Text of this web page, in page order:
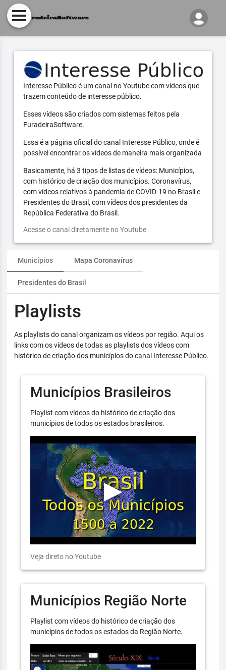
Interesse Público é um canal no Youtube com vídeos que
trazem conteúdo de interesse público.
Esses vídeos são criados com sistemas feitos pela
FuradeiraSoftware.
Essa é a página oficial do canal Interesse Público, onde é
possível encontrar os vídeos de maneira mais organizada
Basicamente, há 3 tipos de listas de vídeos: Municípios,
com histórico de criação dos municípios. Coronavírus,
com vídeos relativos à pandemia de COVID-19 no Brasil e
Presidentes do Brasil, com vídeos dos presidentes da
República Federativa do Brasil.
Acesse o canal diretamente no Youtube
Municípios Mapa Coronavírus
Presidentes do Brasil
Playlists
As playlists do canal organizam os vídeos por região. Aqui os
links com os vídeos de todas as playlists dos vídeos com
histórico de criação dos municípios do canal Interesse Público.
Municípios Brasileiros
Playlist com vídeos do histórico de criação dos
municípios de todos os estados brasileiros.
Veja direto no Youtube
Municípios Região Norte
Playlist com vídeos do histórico de criação dos
municípios de todos os estados da Região Norte.